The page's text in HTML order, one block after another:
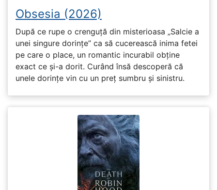
Obsesia (2026)
După ce rupe o crenguță din misterioasa „Salcie a
unei singure dorințe” ca să cucerească inima fetei
pe care o place, un romantic incurabil obține
exact ce și-a dorit. Curând însă descoperă că
unele dorințe vin cu un preț sumbru și sinistru.